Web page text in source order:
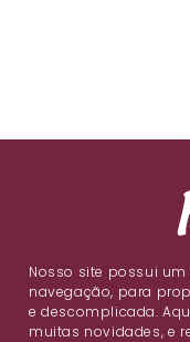
Nosso site possui
navegação, para
e descomplicada.
muitas novidades, e